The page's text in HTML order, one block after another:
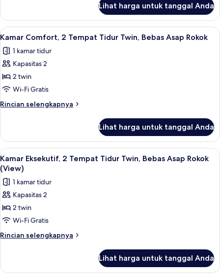
Twin,
Bebas
Asap
Rokok
Kamar
Comfort,
1
Tidur
Twin,
Asap
Rokok
Lihat harga untuk tanggal Anda
Lihat
semua
foto
untuk
Kamar
Comfort,
2
Tempat
Twin,
Bebas
Asap
Rokok
Kamar Comfort, 2 Tempat Tidur
6
Kamar Comfort, 2 Tempat Tidur Twin, Bebas Asap Rokok
1 kamar tidur
Kapasitas 2
2 twin
Wi-Fi Gratis
Rincian selengkapnya
Rincian
Kamar
Comfort,
2
Tempat
Tidur
Twin,
Bebas
Rokok
Lihat harga untuk tanggal Anda
Lihat
semua
foto
untuk
Kamar
Eksekutif,
2
Tempat
Bebas
Meja kerja, ruang kerja ramah
9
Kamar Eksekutif, 2 Tempat Tidur Twin, Bebas Asap Rokok
(View)
1 kamar tidur
Kapasitas 2
2 twin
Wi-Fi Gratis
Rincian selengkapnya
Rincian
Kamar
Lihat harga untuk tanggal Anda